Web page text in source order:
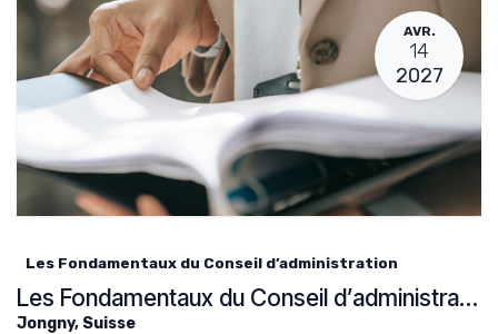
AVR.
14
2027
Les Fondamentaux du Conseil d’administration
Les Fondamentaux du Conseil d’administration
Jongny, Suisse